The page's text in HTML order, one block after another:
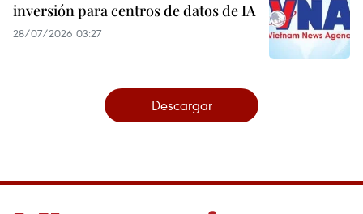
inversión para centros de datos de IA
28/07/2026 03:27
Descargar